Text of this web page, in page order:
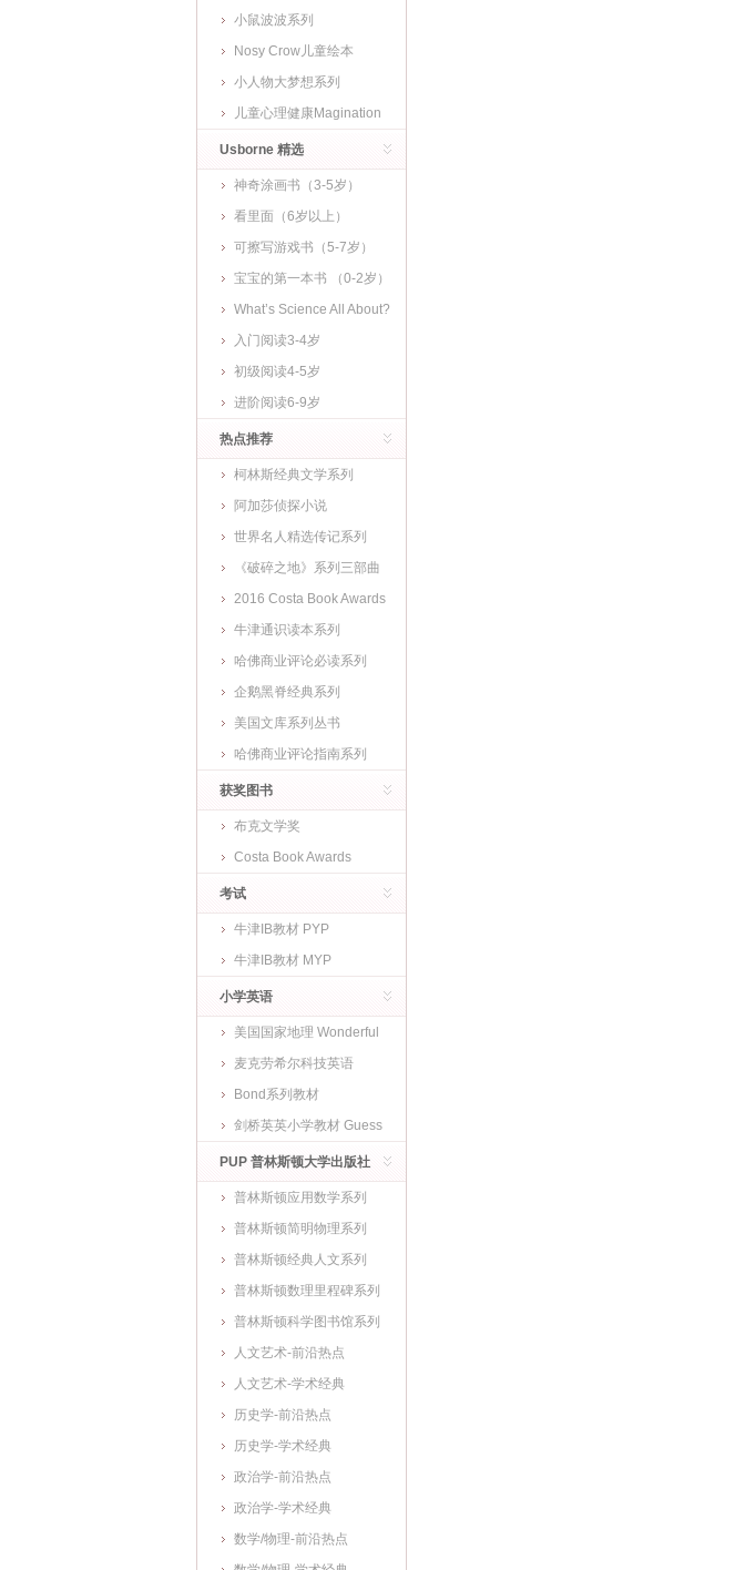
小鼠波波系列
Nosy Crow儿童绘本
小人物大梦想系列
儿童心理健康Magination
Press
Usborne 精选
神奇涂画书（3-5岁）
看里面（6岁以上）
可擦写游戏书（5-7岁）
宝宝的第一本书 （0-2岁）
What’s Science All About?
入门阅读3-4岁
初级阅读4-5岁
进阶阅读6-9岁
热点推荐
柯林斯经典文学系列
阿加莎侦探小说
世界名人精选传记系列
《破碎之地》系列三部曲
2016 Costa Book Awards
牛津通识读本系列
哈佛商业评论必读系列
企鹅黑脊经典系列
美国文库系列丛书
哈佛商业评论指南系列
获奖图书
布克文学奖
Costa Book Awards
考试
牛津IB教材 PYP
牛津IB教材 MYP
小学英语
美国国家地理 Wonderful
World
麦克劳希尔科技英语
Bond系列教材
剑桥英英小学教材 Guess
What
PUP 普林斯顿大学出版社
普林斯顿应用数学系列
普林斯顿简明物理系列
普林斯顿经典人文系列
普林斯顿数理里程碑系列
普林斯顿科学图书馆系列
人文艺术-前沿热点
人文艺术-学术经典
历史学-前沿热点
历史学-学术经典
政治学-前沿热点
政治学-学术经典
数学/物理-前沿热点